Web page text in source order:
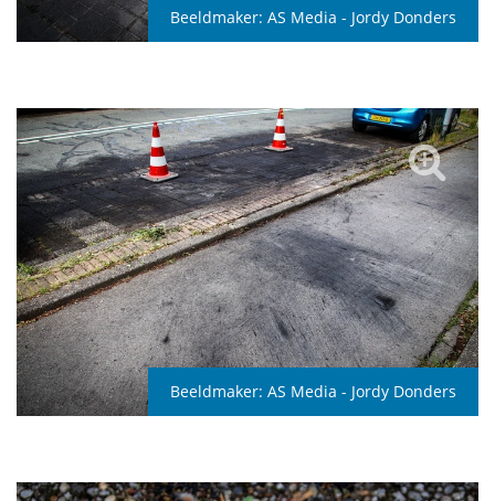
Beeldmaker: AS Media - Jordy Donders
Beeldmaker: AS Media - Jordy Donders